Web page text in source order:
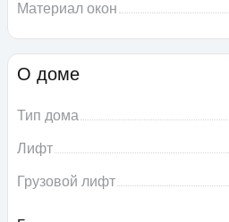
Материал окон
О доме
Тип дома
Лифт
Грузовой лифт